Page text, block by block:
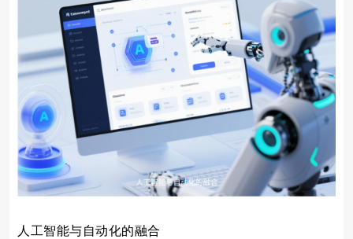
人工智能与自动化的融合